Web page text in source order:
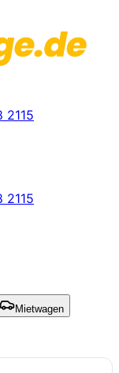
2115
2115
Mietwagen